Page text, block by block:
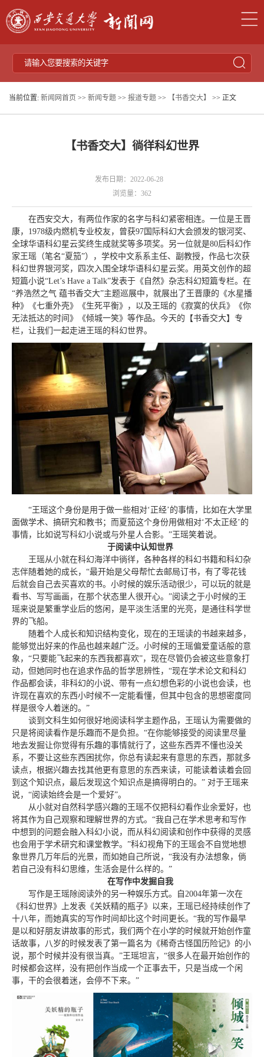
当前位置: 新闻网首页 >> 新闻专题 >> 报道专题 >> 【书香交大】 >> 正文
【书香交大】徜徉科幻世界
发布日期：2022-06-28
浏览量： 362
在西安交大，有两位作家的名字与科幻紧密相连。一位是王晋
康，1978级内燃机专业校友，曾获97国际科幻大会颁发的银河奖、
全球华语科幻星云奖终生成就奖等多项奖。另一位就是80后科幻作
家王瑶（笔名“夏笳”），学校中文系系主任、副教授，作品七次获
科幻世界银河奖，四次入围全球华语科幻星云奖。用英文创作的超
短篇小说“Let’s Have a Talk”发表于《自然》杂志科幻短篇专栏。在
“养浩然之气 蕴书香交大”主题巡展中，就展出了王晋康的《水星播
种》《七重外壳》《生死平衡》，以及王瑶的《寂寞的伏兵》《你
无法抵达的时间》《倾城一笑》等作品。今天的【书香交大】专
栏，让我们一起走进王瑶的科幻世界。
“王瑶这个身份是用于做一些相对‘正经’的事情，比如在大学里
面做学术、搞研究和教书；而夏笳这个身份用做相对‘不太正经’的
事情，比如说写科幻小说或与外星人合影。”王瑶笑着说。
于阅读中认知世界
王瑶从小就在科幻海洋中徜徉，各种各样的科幻书籍和科幻杂
志伴随着她的成长，“最开始是父母帮忙去邮局订书，有了零花钱
后就会自己去买喜欢的书。小时候的娱乐活动很少，可以玩的就是
看书、写写画画，在那个状态里人很开心。”阅读之于小时候的王
瑶来说是繁重学业后的悠闲，是平淡生活里的光亮，是通往科学世
界的飞船。
随着个人成长和知识结构变化，现在的王瑶读的书越来越多，
能够觉出好来的作品也越来越广泛。小时候的王瑶偏爱童话般的意
象，“只要能飞起来的东西我都喜欢”，现在尽管仍会被这些意象打
动，但她同时也在追求作品的哲学思辨性，“现在学术论文和科幻
作品都会读，非科幻的小说、带有一点幻想色彩的小说也会读，也
许现在喜欢的东西小时候不一定能看懂，但其中包含的思想密度同
样是很令人着迷的。”
谈到文科生如何很好地阅读科学主题作品，王瑶认为需要做的
只是将阅读看作是乐趣而不是负担。“在你能够接受的阅读里尽量
地去发掘让你觉得有乐趣的事情就行了，这些东西弄不懂也没关
系，不要让这些东西困扰你，你总有读起来有意思的东西，那就多
读点，根据兴趣去找其他更有意思的东西来读，可能读着读着会回
到这个知识点，最后发现这个知识点是搞得明白的。” 对于王瑶来
说，“阅读始终会是一个爱好”。
从小就对自然科学感兴趣的王瑶不仅把科幻看作业余爱好，也
将其作为自己观察和理解世界的方式。“我自己在学术思考和写作
中想到的问题会融入科幻小说，而从科幻阅读和创作中获得的灵感
也会用于学术研究和课堂教学。”科幻视角下的王瑶会不自觉地想
象世界几万年后的光景，而如她自己所说，“我没有办法想象，倘
若自己没有科幻思维，生活会是什么样的。”
在写作中发掘自我
写作是王瑶除阅读外的另一种娱乐方式。自2004年第一次在
《科幻世界》上发表《关妖精的瓶子》以来，王瑶已经持续创作了
十八年，而她真实的写作时间却比这个时间更长。“我的写作最早
是以和好朋友讲故事的形式，我们两个在小学的时候就开始创作童
话故事，八岁的时候发表了第一篇名为《稀奇古怪国历险记》的小
说，那个时候并没有很当真。”王瑶坦言，“很多人在最开始创作的
时候都会这样，没有把创作当成一个正事去干，只是当成一个闲
事，干的会很着迷，会停不下来。”